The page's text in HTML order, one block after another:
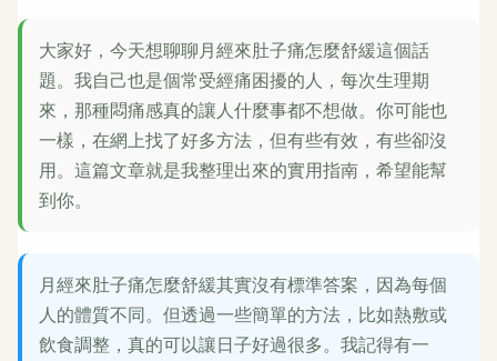
大家好，今天想聊聊月經來肚子痛怎麼舒緩這個話
題。我自己也是個常受經痛困擾的人，每次生理期
來，那種悶痛感真的讓人什麼事都不想做。你可能也
一樣，在網上找了好多方法，但有些有效，有些卻沒
用。這篇文章就是我整理出來的實用指南，希望能幫
到你。
月經來肚子痛怎麼舒緩其實沒有標準答案，因為每個
人的體質不同。但透過一些簡單的方法，比如熱敷或
飲食調整，真的可以讓日子好過很多。我記得有一